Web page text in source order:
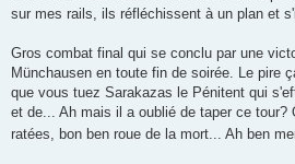
sur mes rails, ils réfléchissent à un plan et
Gros combat final qui se conclu par une
Münchausen en toute fin de soirée. Le pire
que vous tuez Sarakazas le Pénitent qui
et de... Ah mais il a oublié de taper ce tour?
ratées, bon ben roue de la mort... Ah ben